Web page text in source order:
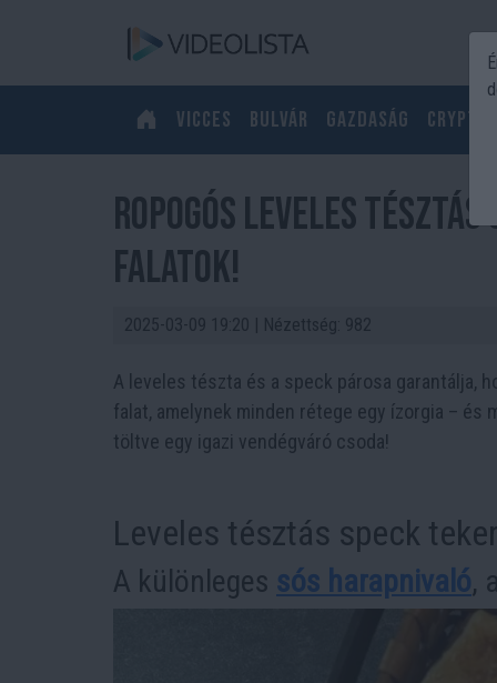
Vicces Bulvár Gazdaság Crypto
Ropogós leveles
falatok!
2025-03-09 19:20 | Nézettség: 982
A leveles tészta és a speck párosa garantálja,
falat, amelynek minden rétege egy ízorgia – és
töltve egy igazi vendégváró csoda!
Leveles tésztás speck
A különleges sós harapnivaló,